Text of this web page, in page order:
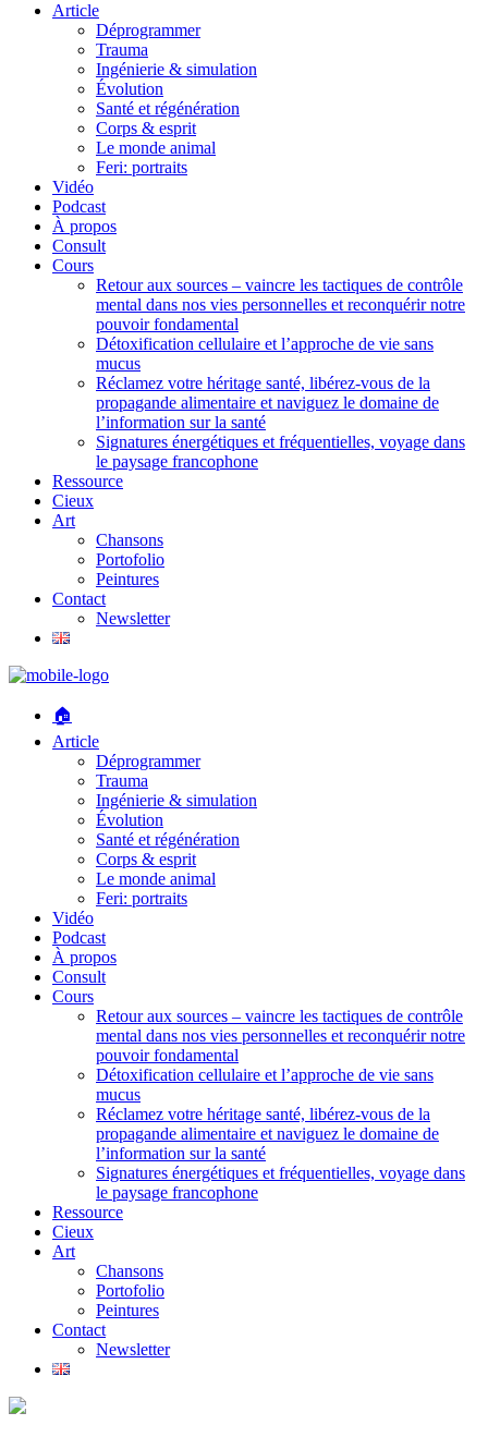
Article
Déprogrammer
Trauma
Ingénierie & simulation
Évolution
Santé et régénération
Corps & esprit
Le monde animal
Feri: portraits
Vidéo
Podcast
À propos
Consult
Cours
Retour aux sources – vaincre les tactiques de contrôle
mental dans nos vies personnelles et reconquérir notre
pouvoir fondamental
Détoxification cellulaire et l’approche de vie sans
mucus
Réclamez votre héritage santé, libérez-vous de la
propagande alimentaire et naviguez le domaine de
l’information sur la santé
Signatures énergétiques et fréquentielles, voyage dans
le paysage francophone
Ressource
Cieux
Art
Chansons
Portofolio
Peintures
Contact
Newsletter
🏠
Article
Déprogrammer
Trauma
Ingénierie & simulation
Évolution
Santé et régénération
Corps & esprit
Le monde animal
Feri: portraits
Vidéo
Podcast
À propos
Consult
Cours
Retour aux sources – vaincre les tactiques de contrôle
mental dans nos vies personnelles et reconquérir notre
pouvoir fondamental
Détoxification cellulaire et l’approche de vie sans
mucus
Réclamez votre héritage santé, libérez-vous de la
propagande alimentaire et naviguez le domaine de
l’information sur la santé
Signatures énergétiques et fréquentielles, voyage dans
le paysage francophone
Ressource
Cieux
Art
Chansons
Portofolio
Peintures
Contact
Newsletter